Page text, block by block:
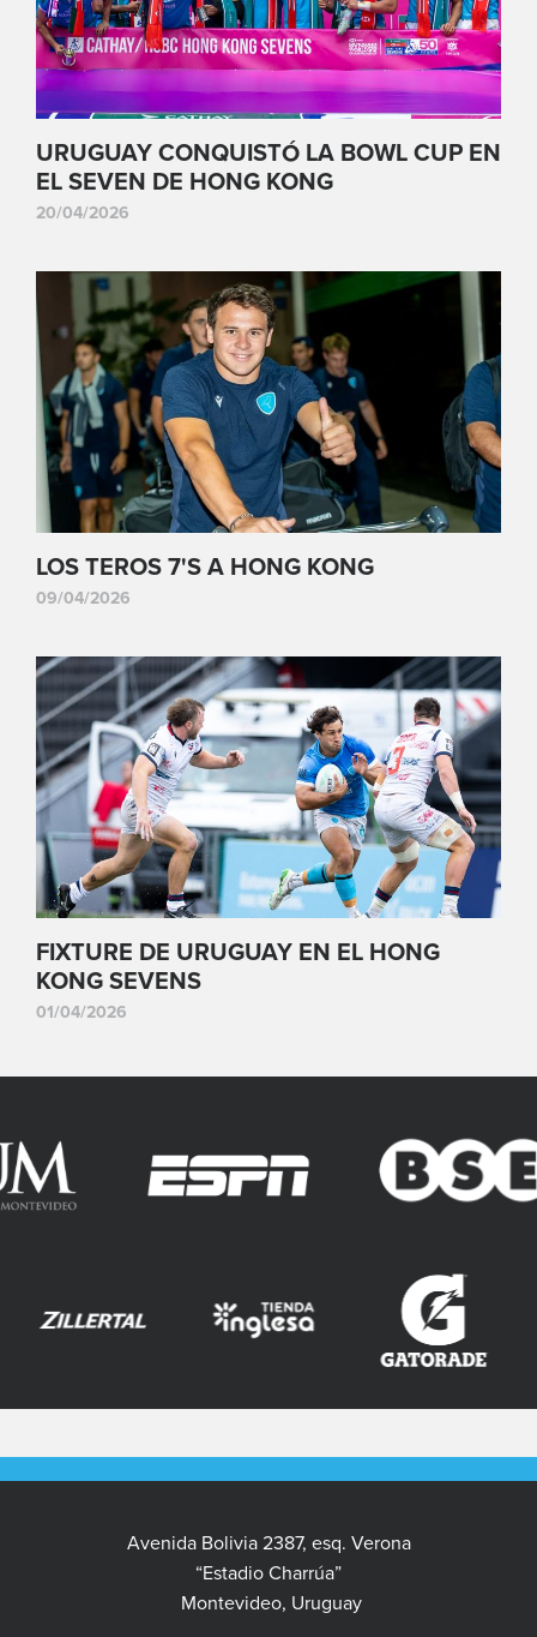
URUGUAY CONQUISTÓ LA BOWL CUP EN
EL SEVEN DE HONG KONG
20/04/2026
LOS TEROS 7'S A HONG KONG
09/04/2026
FIXTURE DE URUGUAY EN EL HONG
KONG SEVENS
01/04/2026
Avenida Bolivia 2387, esq. Verona
“Estadio Charrúa”
Montevideo, Uruguay